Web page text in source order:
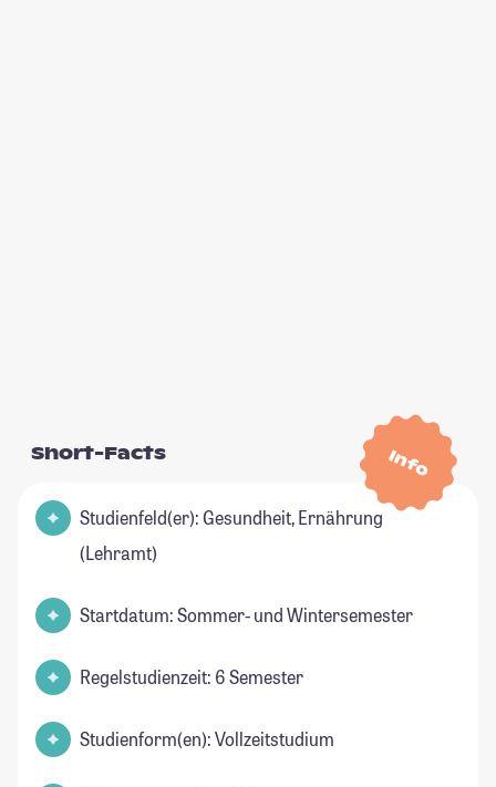
Info
Short-Facts
Studienfeld(er): Gesundheit, Ernährung
(Lehramt)
Startdatum: Sommer- und Wintersemester
Regelstudienzeit: 6 Semester
Studienform(en): Vollzeitstudium